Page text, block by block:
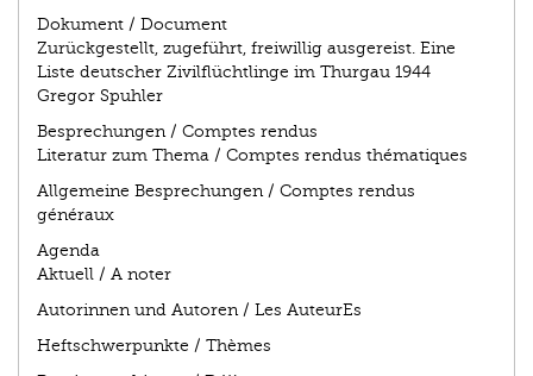
Dokument / Document
Zurückgestellt, zugeführt, freiwillig ausgereist. Eine
Liste deutscher Zivilflüchtlinge im Thurgau 1944
Gregor Spuhler
Besprechungen / Comptes rendus
Literatur zum Thema / Comptes rendus thématiques
Allgemeine Besprechungen / Comptes rendus
généraux
Agenda
Aktuell / A noter
Autorinnen und Autoren / Les AuteurEs
Heftschwerpunkte / Thèmes